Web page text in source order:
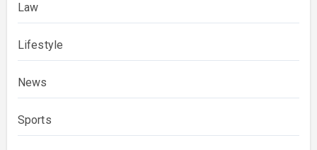
Law
Lifestyle
News
Sports